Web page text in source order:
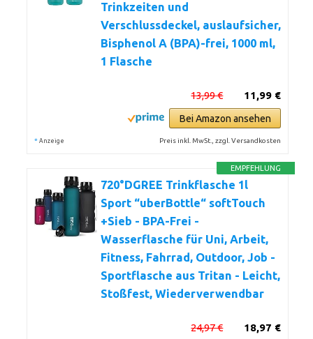
Trinkzeiten und
Verschlussdeckel, auslaufsicher,
Bisphenol A (BPA)-frei, 1000 ml,
1 Flasche
11,99 €
13,99 €
Bei Amazon ansehen
* Anzeige Preis inkl. MwSt., zzgl. Versandkosten
EMPFEHLUNG
720°DGREE Trinkflasche 1l
Sport “uberBottle“ softTouch
+Sieb - BPA-Frei -
Wasserflasche für Uni, Arbeit,
Fitness, Fahrrad, Outdoor, Job -
Sportflasche aus Tritan - Leicht,
Stoßfest, Wiederverwendbar
18,97 €
24,97 €